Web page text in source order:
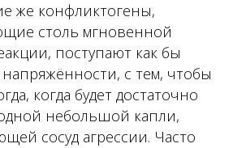
же конфликтогены,
столь мгновенной
поступают как бы
напряжённости, с тем, чтобы
когда будет достаточно
небольшой капли,
сосуд агрессии. Часто